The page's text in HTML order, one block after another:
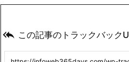
 この記事のトラックバック